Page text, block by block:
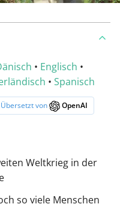
• Englisch •
• Spanisch
Übersetzt von OpenAI
Weltkrieg in der
so viele Menschen